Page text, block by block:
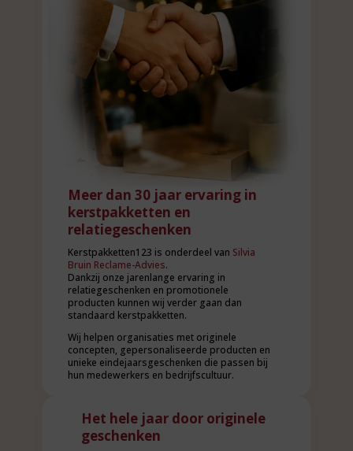
Meer dan 30 jaar ervaring in
kerstpakketten en
relatiegeschenken
Kerstpakketten123 is onderdeel van Silvia
Bruin Reclame-Advies.
Dankzij onze jarenlange ervaring in
relatiegeschenken en promotionele
producten kunnen wij verder gaan dan
standaard kerstpakketten.
Wij helpen organisaties met originele
concepten, gepersonaliseerde producten en
unieke eindejaarsgeschenken die passen bij
hun medewerkers en bedrijfscultuur.
Het hele jaar door originele
geschenken